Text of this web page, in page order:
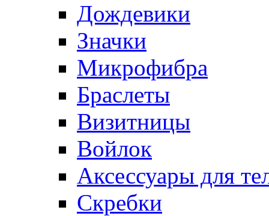
Дождевики
Значки
Микрофибра
Браслеты
Визитницы
Войлок
Аксессуары для
Cкребки